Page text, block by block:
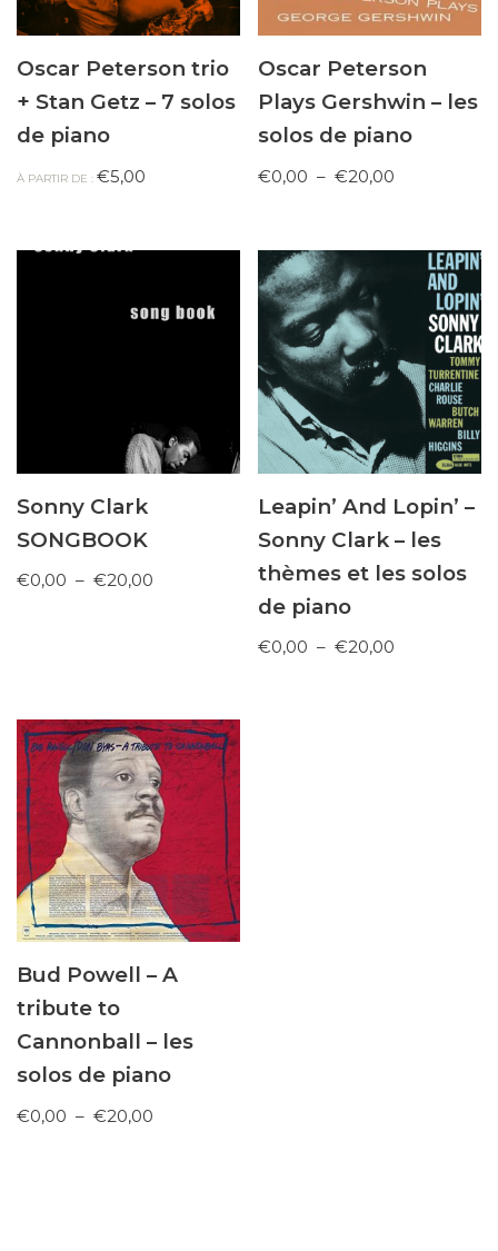
Oscar Peterson trio
+ Stan Getz – 7 solos
de piano
À PARTIR DE : €5,00
Oscar Peterson
Plays Gershwin – les
solos de piano
€0,00 – €20,00
Sonny Clark
SONGBOOK
€0,00 – €20,00
Leapin’ And Lopin’ –
Sonny Clark – les
thèmes et les solos
de piano
€0,00 – €20,00
Bud Powell – A
tribute to
Cannonball – les
solos de piano
€0,00 – €20,00